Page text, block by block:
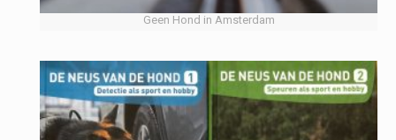
Geen Hond in Amsterdam